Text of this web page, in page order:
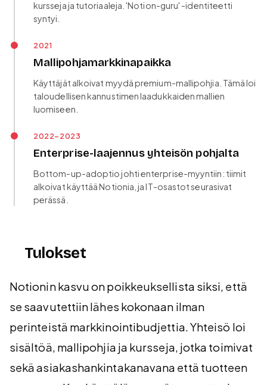
kursseja ja tutoriaaleja. 'Notion-guru' -identiteetti
syntyi.
2021
Mallipohjamarkkinapaikka
Käyttäjät alkoivat myydä premium-mallipohjia. Tämä loi
taloudellisen kannustimen laadukkaiden mallien
luomiseen.
2022–2023
Enterprise-laajennus yhteisön pohjalta
Bottom-up-adoptio johti enterprise-myyntiin: tiimit
alkoivat käyttää Notionia, ja IT-osastot seurasivat
perässä.
Tulokset
Notionin kasvu on poikkeuksellista siksi, että
se saavutettiin lähes kokonaan ilman
perinteistä markkinointibudjettia. Yhteisö loi
sisältöä, mallipohjia ja kursseja, jotka toimivat
sekä asiakashankintakanavana että tuotteen